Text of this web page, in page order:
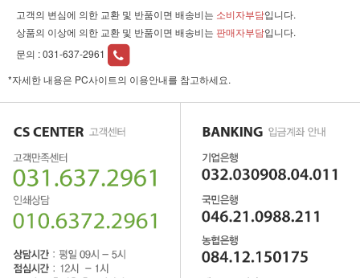
고객의 변심에 의한 교환 및 반품이면 배송비는 소비자부담입니다.
상품의 이상에 의한 교환 및 반품이면 배송비는 판매자부담입니다.
문의 :031-637-2961
*자세한 내용은 PC사이트의 이용안내를 참고하세요.